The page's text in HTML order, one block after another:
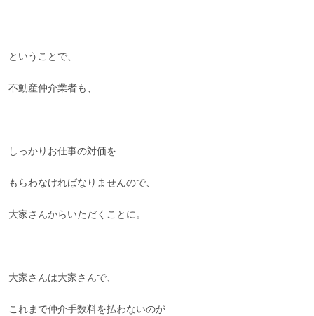
ということで、
不動産仲介業者も、
しっかりお仕事の対価を
もらわなければなりませんので、
大家さんからいただくことに。
大家さんは大家さんで、
これまで仲介手数料を払わないのが